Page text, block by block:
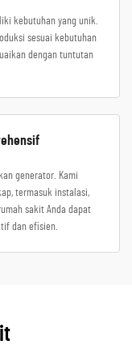
kebutuhan yang unik.
sesuai kebutuhan
dengan tuntutan
generator. Kami
termasuk instalasi,
sakit Anda dapat
dan efisien.